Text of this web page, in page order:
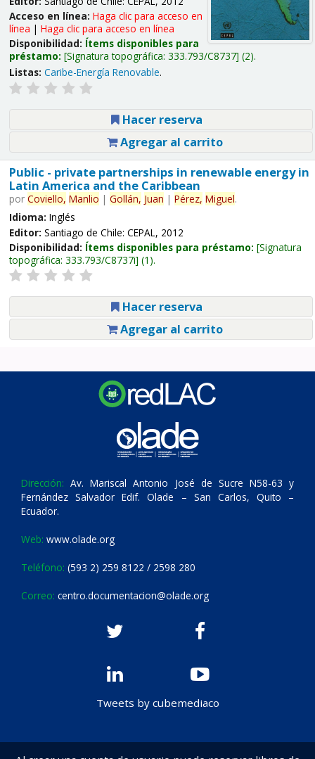
Acceso en línea: Haga clic para acceso en
línea | Haga clic para acceso en línea
Disponibilidad: Ítems disponibles para
préstamo: Signatura topográfica: 333.793/C8737 (2).
Listas: Caribe-Energía Renovable.
Hacer reserva
Agregar al carrito
Public - private partnerships in renewable energy in
Latin America and the Caribbean
por Coviello, Manlio | Gollán, Juan | Pérez, Miguel.
Idioma: Inglés
Editor: Santiago de Chile: CEPAL, 2012
Disponibilidad: Ítems disponibles para préstamo: Signatura
topográfica: 333.793/C8737i (1).
Hacer reserva
Agregar al carrito
Dirección: Av. Mariscal Antonio José de Sucre N58-63 y
Fernández Salvador Edif. Olade – San Carlos, Quito –
Ecuador.
Web: www.olade.org
Teléfono: (593 2) 259 8122 / 2598 280
Correo: centro.documentacion@olade.org
Tweets by cubemediaco